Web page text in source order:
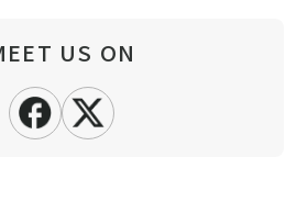
US ON